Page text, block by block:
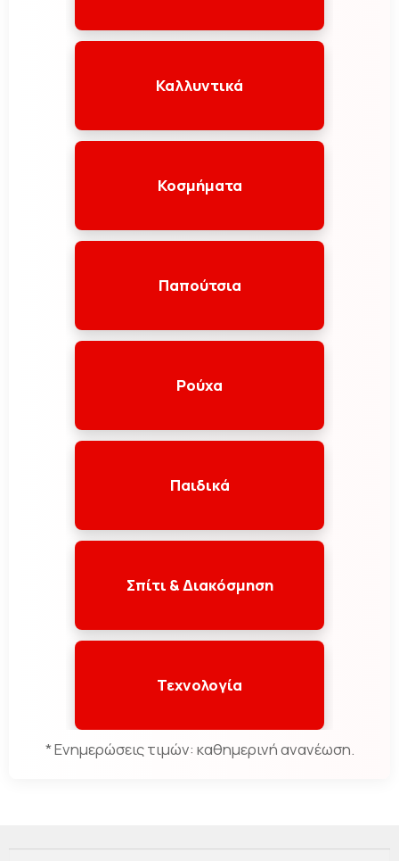
Καλλυντικά
Κοσμήματα
Παπούτσια
Ρούχα
Παιδικά
Σπίτι & Διακόσμηση
Τεχνολογία
* Ενημερώσεις τιμών: καθημερινή ανανέωση.